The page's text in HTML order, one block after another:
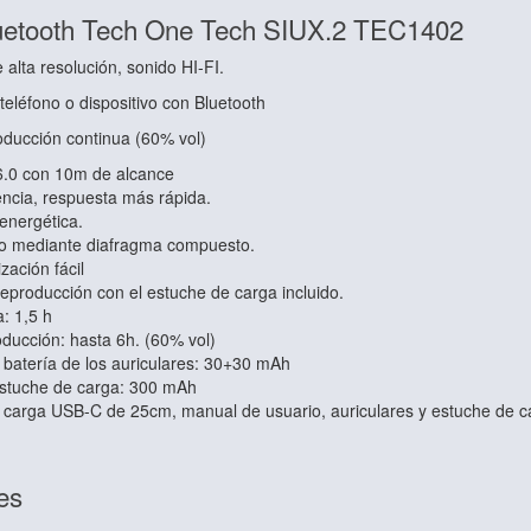
Tech One Tech SIUX.2 TEC1402
alta resolución, sonido HI-FI.
o dispositivo con Bluetooth
continua (60% vol)
con 10m de alcance
respuesta más rápida.
mediante diafragma compuesto.
fácil
con el estuche de carga incluido.
1,5 h
hasta 6h. (60% vol)
de los auriculares: 30+30 mAh
de carga: 300 mAh
USB-C de 25cm, manual de usuario, auriculares y estuche de